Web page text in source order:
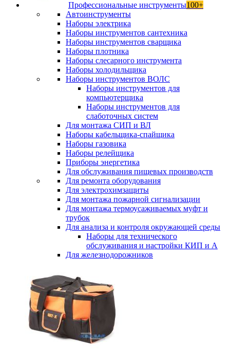
Профессиональные инструменты100+
Автоинструменты
Наборы электрика
Наборы инструментов сантехника
Наборы инструментов сварщика
Наборы плотника
Наборы слесарного инструмента
Наборы холодильщика
Наборы инструментов ВОЛС
Наборы инструментов для
компьютерщика
Наборы инструментов для
слаботочных систем
Для монтажа СИП и ВЛ
Наборы кабельщика-спайщика
Наборы газовика
Наборы релейщика
Приборы энергетика
Для обслуживания пищевых производств
Для ремонта оборудования
Для электрохимзащиты
Для монтажа пожарной сигнализации
Для монтажа термоусаживаемых муфт и
трубок
Для анализа и контроля окружающей среды
Наборы для технического
обслуживания и настройки КИП и А
Для железнодорожников